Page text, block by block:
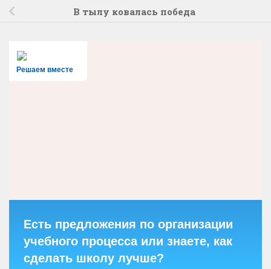
В тылу ковалась победа
Решаем вместе
Есть предложения по организации
учебного процесса или знаете, как
сделать школу лучше?